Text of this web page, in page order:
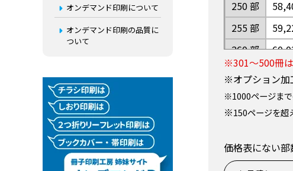
250 部
255 部
260 部
265 部
270 部
275 部
285 部
※301～500冊
※オプション加
※1000ページまで
※150ページを超
価格表にない部
オンデマンド印刷について
オンデマンド印刷の品質に
ついて